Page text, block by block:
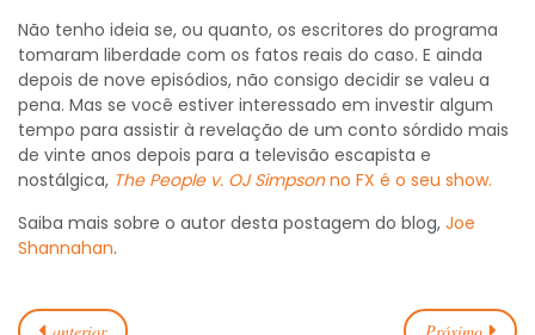
Não tenho ideia se, ou quanto, os escritores do programa
tomaram liberdade com os fatos reais do caso. E ainda
depois de nove episódios, não consigo decidir se valeu a
pena. Mas se você estiver interessado em investir algum
tempo para assistir à revelação de um conto sórdido mais
de vinte anos depois para a televisão escapista e
nostálgica, The People v. OJ Simpsonno FX é o seu show.
Saiba mais sobre o autor desta postagem do blog, Joe
Shannahan.
anterior Próximo